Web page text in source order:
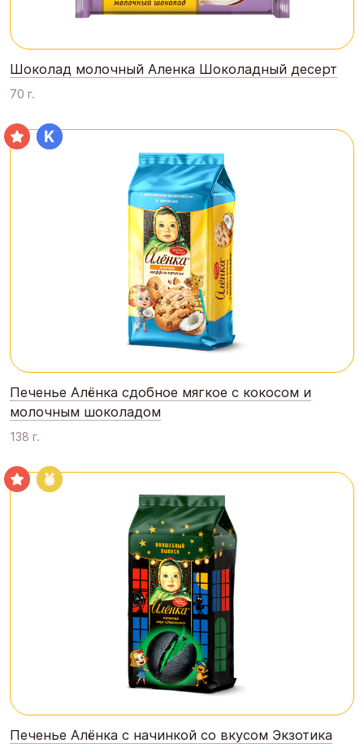
Шоколад молочный Аленка Шоколадный десерт
70 г.
Печенье Алёнка сдобное мягкое с кокосом и
молочным шоколадом
138 г.
Печенье Алёнка с начинкой со вкусом Экзотика